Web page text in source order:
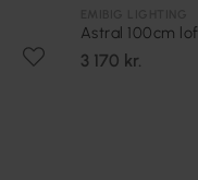
Astral 100cm
3 170 kr.